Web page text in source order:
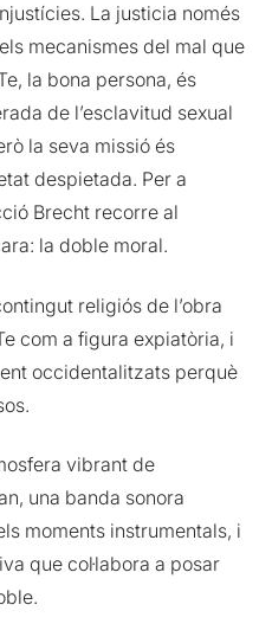
La justicia només
mecanismes del mal que
la bona persona, és
de l’esclavitud sexual
la seva missió és
despietada. Per a
Brecht recorre al
la doble moral.
religiós de l’obra
com a figura expiatòria, i
occidentalitzats perquè
vibrant de
una banda sonora
moments instrumentals, i
que col·labora a posar